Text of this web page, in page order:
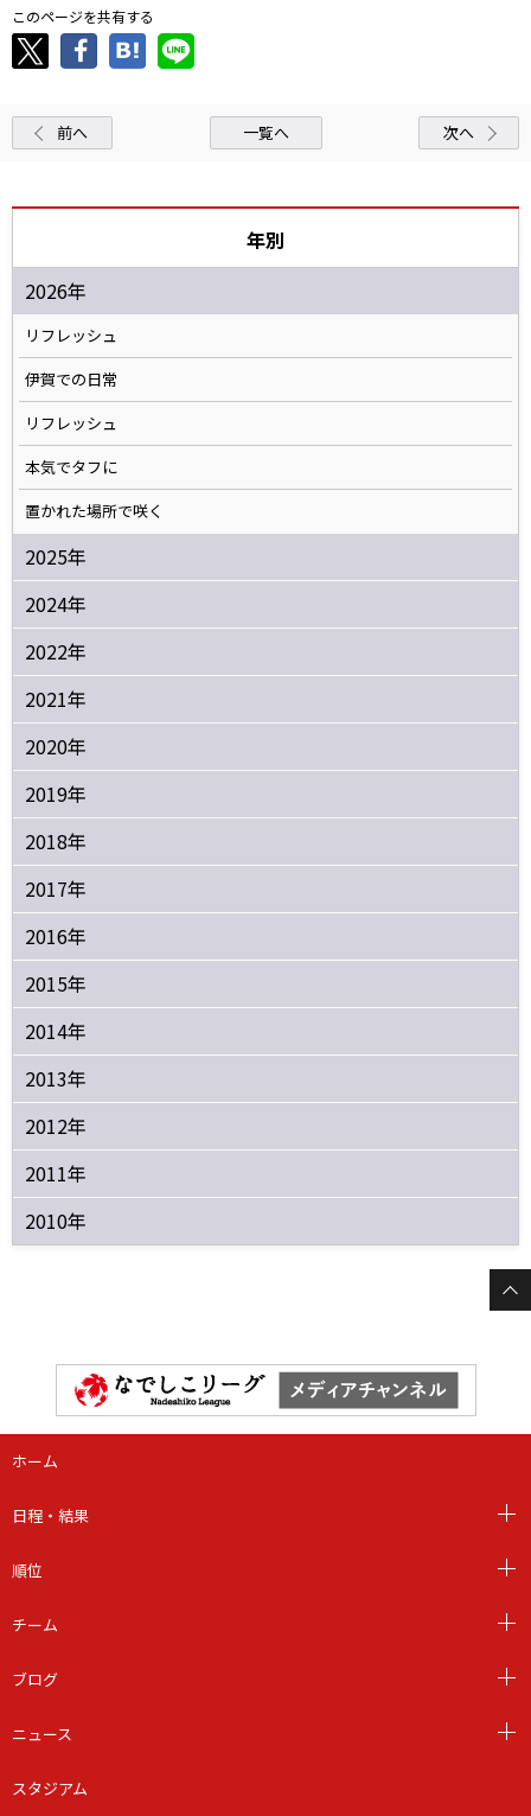
このページを共有する
前へ 一覧へ 次へ
年別
2026年
リフレッシュ
伊賀での日常
リフレッシュ
本気でタフに
置かれた場所で咲く
2025年
2024年
2022年
2021年
2020年
2019年
2018年
2017年
2016年
2015年
2014年
2013年
2012年
2011年
2010年
ホーム
日程・結果
順位
チーム
ブログ
ニュース
スタジアム